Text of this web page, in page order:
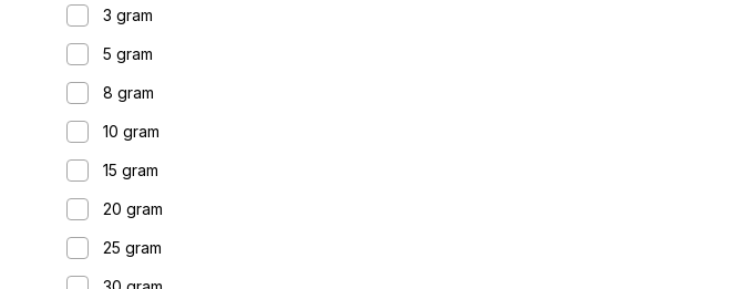
3 gram
5 gram
8 gram
10 gram
15 gram
20 gram
25 gram